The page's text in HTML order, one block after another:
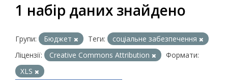
1 набір даних знайдено
Групи: Бюджет Теги:
соціальне забезпечення
Ліцензії:
Creative Commons Attribution
Формати:
XLS